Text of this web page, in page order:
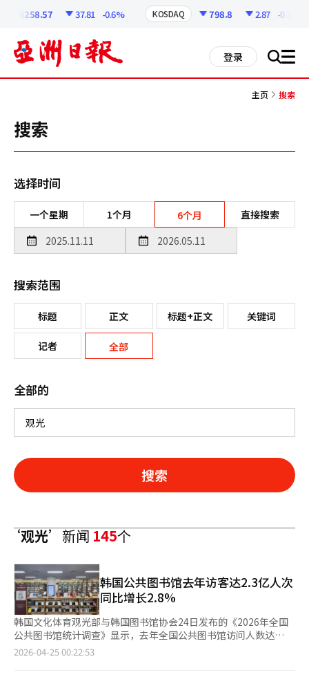
6258.57 37.81 -0.6% KOSDAQ 798.8 2.87 -0.36%
登录 搜 all
主页 搜索
搜索
选择时间
一个星期 1个月 6个月 直接搜索
搜索范围
标题 正文 标题+正文 关键词
记者 全部
全部的
搜索
‘观光’新闻145个
韩国公共图书馆去年访客达2.3亿人次
同比增长2.8%
韩国文化体育观光部与韩国图书馆协会24日发布的《2026年全国
公共图书馆统计调查》显示，去年全国公共图书馆访问人数达
2.305亿人次，同比增长2.8%，相当于每人年均到馆4.51次。 近年
2026-04-25 00:22:53